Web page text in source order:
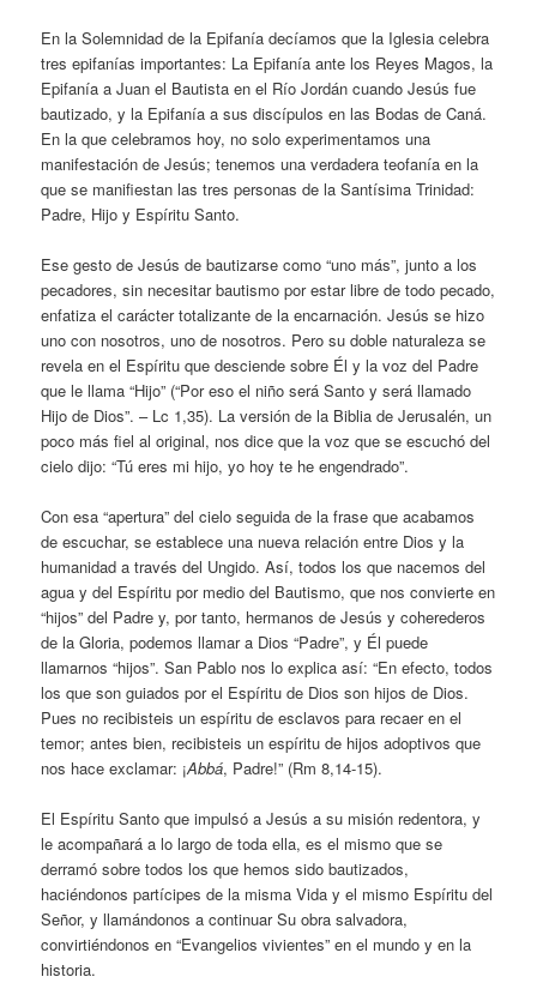
En la Solemnidad de la Epifanía decíamos que la Iglesia celebra
tres epifanías importantes: La Epifanía ante los Reyes Magos, la
Epifanía a Juan el Bautista en el Río Jordán cuando Jesús fue
bautizado, y la Epifanía a sus discípulos en las Bodas de Caná.
En la que celebramos hoy, no solo experimentamos una
manifestación de Jesús; tenemos una verdadera teofanía en la
que se manifiestan las tres personas de la Santísima Trinidad:
Padre, Hijo y Espíritu Santo.
Ese gesto de Jesús de bautizarse como “uno más”, junto a los
pecadores, sin necesitar bautismo por estar libre de todo pecado,
enfatiza el carácter totalizante de la encarnación. Jesús se hizo
uno con nosotros, uno de nosotros. Pero su doble naturaleza se
revela en el Espíritu que desciende sobre Él y la voz del Padre
que le llama “Hijo” (“Por eso el niño será Santo y será llamado
Hijo de Dios”. – Lc 1,35). La versión de la Biblia de Jerusalén, un
poco más fiel al original, nos dice que la voz que se escuchó del
cielo dijo: “Tú eres mi hijo, yo hoy te he engendrado”.
Con esa “apertura” del cielo seguida de la frase que acabamos
de escuchar, se establece una nueva relación entre Dios y la
humanidad a través del Ungido. Así, todos los que nacemos del
agua y del Espíritu por medio del Bautismo, que nos convierte en
“hijos” del Padre y, por tanto, hermanos de Jesús y coherederos
de la Gloria, podemos llamar a Dios “Padre”, y Él puede
llamarnos “hijos”. San Pablo nos lo explica así: “En efecto, todos
los que son guiados por el Espíritu de Dios son hijos de Dios.
Pues no recibisteis un espíritu de esclavos para recaer en el
temor; antes bien, recibisteis un espíritu de hijos adoptivos que
nos hace exclamar: ¡Abbá, Padre!” (Rm 8,14-15).
El Espíritu Santo que impulsó a Jesús a su misión redentora, y
le acompañará a lo largo de toda ella, es el mismo que se
derramó sobre todos los que hemos sido bautizados,
haciéndonos partícipes de la misma Vida y el mismo Espíritu del
Señor, y llamándonos a continuar Su obra salvadora,
convirtiéndonos en “Evangelios vivientes” en el mundo y en la
historia.